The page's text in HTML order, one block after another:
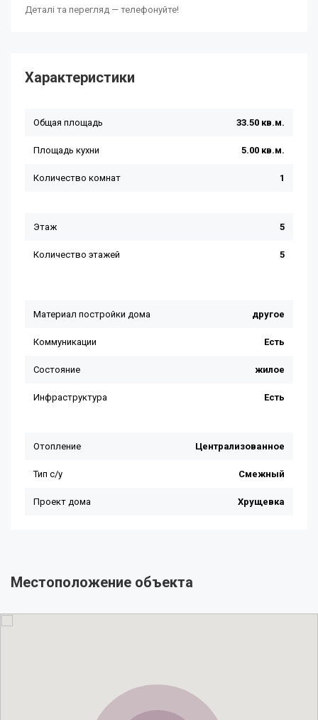
Деталі та перегляд — телефонуйте!
Характеристики
Местоположение объекта